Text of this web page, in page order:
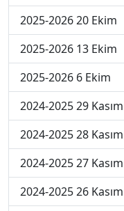
2025-2026 20 Ekim
2025-2026 13 Ekim
2025-2026 6 Ekim
2024-2025 29 Kasım
2024-2025 28 Kasım
2024-2025 27 Kasım
2024-2025 26 Kasım